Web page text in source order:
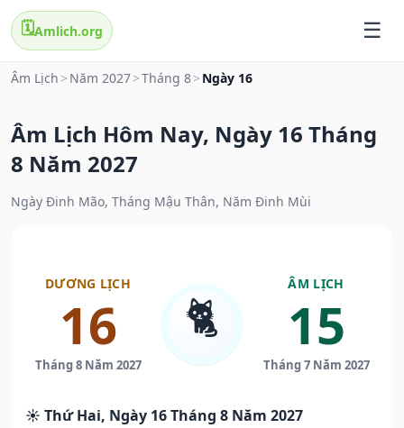
🗓️Amlich.org
Âm Lịch > Năm 2027>Tháng 8> Ngày 16
Âm Lịch Hôm Nay, Ngày 16 Tháng
8 Năm 2027
Ngày Đinh Mão, Tháng Mậu Thân, Năm Đinh Mùi
DƯƠNG LỊCH
16
Tháng 8 Năm 2027
🐈
ÂM LỊCH
15
Tháng 7 Năm 2027
☀️ Thứ Hai, Ngày 16 Tháng 8 Năm 2027